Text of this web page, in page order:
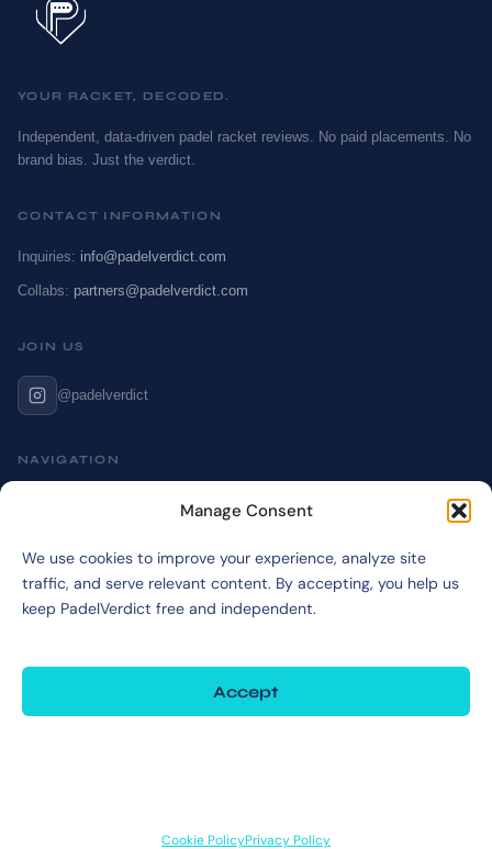
Manage Consent
We use cookies to improve your experience, analyze site
traffic, and serve relevant content. By accepting, you help us
keep PadelVerdict free and independent.
Accept
Cookie PolicyPrivacy Policy
YOUR RACKET, DECODED.
Independent, data-driven padel racket reviews. No paid placements. No
brand bias. Just the verdict.
CONTACT INFORMATION
Inquiries: info@padelverdict.com
Collabs: partners@padelverdict.com
JOIN US
@padelverdict
NAVIGATION
Terms & Disclaimer
Privacy Policy
PadelVerdict participates in affiliate programs. Links marked may earn a commission